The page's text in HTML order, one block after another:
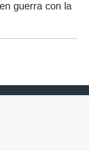
guerra con la